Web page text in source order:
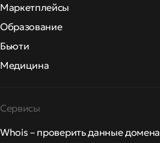
Маркетплейсы
Образование
Бьюти
Медицина
Сервисы
Whois – проверить данные домена